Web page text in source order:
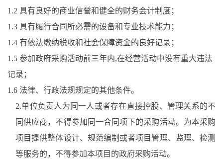
1.2 具有良好的商业信誉和健全的财务会计制度；
1.3 具有履行合同所必需的设备和专业技术能力；
1.4 有依法缴纳税收和社会保障资金的良好记录；
1.5 参加政府采购活动前三年内,在经营活动中没有重大违法
记录；
1.6 法律、行政法规规定的其他条件。
2.单位负责人为同一人或者存在直接控股、管理关系的不
同供应商，不得参加同一合同项下的采购活动。为本采购
项目提供整体设计、规范编制或者项目管理、监理、检测
等服务的，不得参加本项目的政府采购活动。